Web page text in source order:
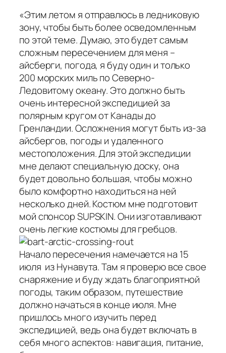
«Этим летом я отправлюсь в ледниковую
зону, чтобы быть более осведомленным
по этой теме. Думаю, это будет самым
сложным пересечением для меня –
айсберги, погода, я буду один и только
200 морских миль по Северно-
Ледовитому океану. Это должно быть
очень интересной экспедицией за
полярным кругом от Канады до
Гренландии. Осложнения могут быть из-за
айсбергов, погоды и удаленного
местоположения. Для этой экспедиции
мне делают специальную доску, она
будет довольно большая, чтобы можно
было комфортно находиться на ней
несколько дней. Костюм мне подготовит
мой спонсор SUPSKIN. Они изготавливают
очень легкие костюмы для гребцов.
Начало пересечения намечается на 15
июля из Нунавута. Там я проверю все свое
снаряжение и буду ждать благоприятной
погоды, таким образом, путешествие
должно начаться в конце июля. Мне
пришлось много изучить перед
экспедицией, ведь она будет включать в
себя много аспектов: навигация, питание,